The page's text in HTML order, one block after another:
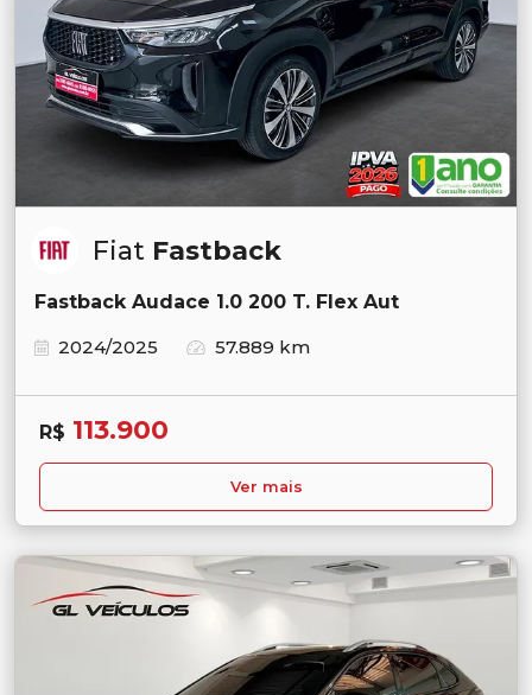
Fiat Fastback
Fastback Audace 1.0 200 T. Flex Aut
2024/2025
57.889 km
R$ 113.900
Ver mais